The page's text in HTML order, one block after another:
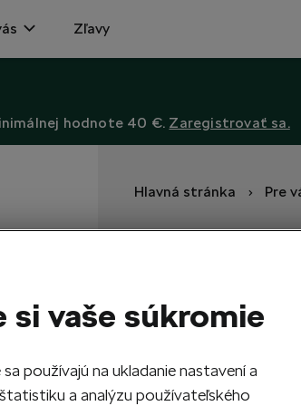
Zľavy
hodnote 40 €. Zaregistrovať sa.
Hlavná stránka Pre
Cyklistické
Čierne cyklistické
2,89
Veľkosť 35-38
si vaše súkromie
používajú na ukladanie nastavení a
a analýzu používateľského